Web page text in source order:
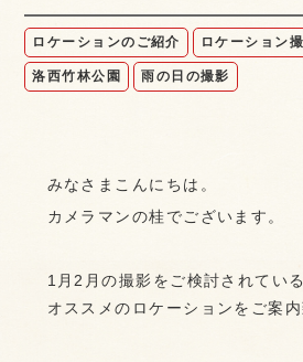
ロケーションのご紹介 ロケーション
洛西竹林公園 雨の日の撮影
みなさまこんにちは。
カメラマンの桂でございます。
1月2月の撮影をご検討されてい
オススメのロケーションをご案内